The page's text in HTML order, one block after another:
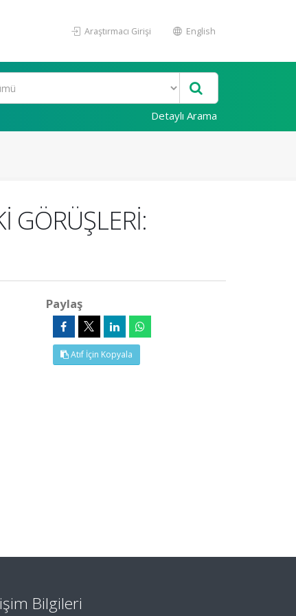
Araştırmacı Girişi English
Detaylı Arama
GÖRÜŞLERİ:
Paylaş
Atıf İçin Kopyala
Bilgileri